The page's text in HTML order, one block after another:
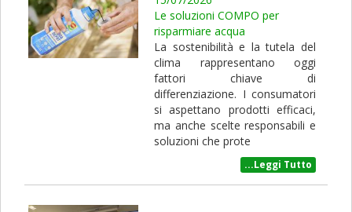
Le soluzioni COMPO per
risparmiare acqua
La sostenibilità e la tutela del
clima rappresentano oggi
fattori chiave di
differenziazione. I consumatori
si aspettano prodotti efficaci,
ma anche scelte responsabili e
soluzioni che prote
...Leggi Tutto